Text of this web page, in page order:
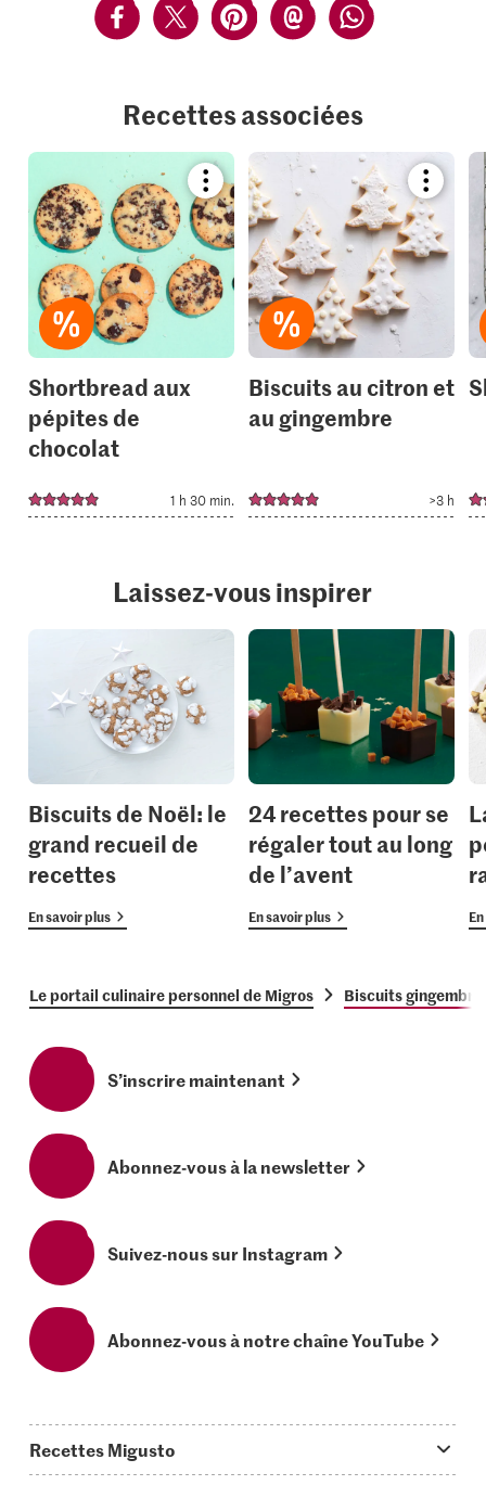
Recettes associées
Bookmark
recipe
or
add
it
to
your
collections.
Shortbread aux
pépites de
chocolat
1 h 30 min.
recipe
or
add
it
to
Biscuits au citron et
au gingembre
>3 h
Laissez-vous inspirer
Biscuits de Noël: le
grand recueil de
recettes
En savoir plus
24 recettes pour se
régaler tout au long
de l’avent
En savoir plus
Le portail culinaire personnel de Migros Biscuits
S’inscrire maintenant
Abonnez-vous à la newsletter
Suivez-nous sur Instagram
Abonnez-vous à notre chaîne YouTube
Recettes Migusto